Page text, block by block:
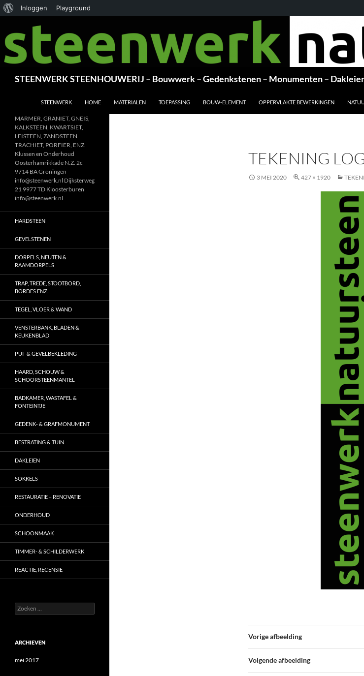
Over
Inloggen Playground
naar
de
inhoud
STEENWERK STEENHOUWERIJ – Bouwwerk – Gedenkstenen – Monumenten –
STEENWERK HOME MATERIALEN TOEPASSING BOUW-ELEMENT OPPERVLAKTE BEWERKINGEN
TEKENING
3 MEI 2020 427 × 1920
Vorige afbeelding
Volgende afbeelding
MARMER, GRANIET, GNEIS,
KALKSTEEN, KWARTSIET,
LEISTEEN, ZANDSTEEN
TRACHIET, PORFIER, ENZ.
Klussen en Onderhoud
Oosterhamrikkade N.Z. 2c
9714 BA Groningen
info@steenwerk.nl Dijksterweg
21 9977 TD Kloosterburen
info@steenwerk.nl
HARDSTEEN
GEVELSTENEN
DORPELS, NEUTEN &
RAAMDORPELS
TRAP, TREDE, STOOTBORD,
BORDES ENZ.
TEGEL, VLOER & WAND
VENSTERBANK, BLADEN &
KEUKENBLAD
PUI- & GEVELBEKLEDING
HAARD, SCHOUW &
SCHOORSTEENMANTEL
BADKAMER, WASTAFEL &
FONTEINTJE
GEDENK- & GRAFMONUMENT
BESTRATING & TUIN
DAKLEIEN
SOKKELS
RESTAURATIE – RENOVATIE
ONDERHOUD
SCHOONMAAK
TIMMER- & SCHILDERWERK
REACTIE, RECENSIE
Zoeken
naar:
ARCHIEVEN
mei 2017